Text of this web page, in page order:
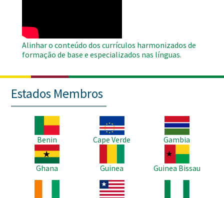
Alinhar o conteúdo dos currículos harmonizados de
formação de base e especializados nas línguas.
Estados Membros
Benin
Imagem
Cape Verde
Imagem
Gambia
Imagem
Ghana
Guinea
Imagem
Guinea Bissau
Imagem